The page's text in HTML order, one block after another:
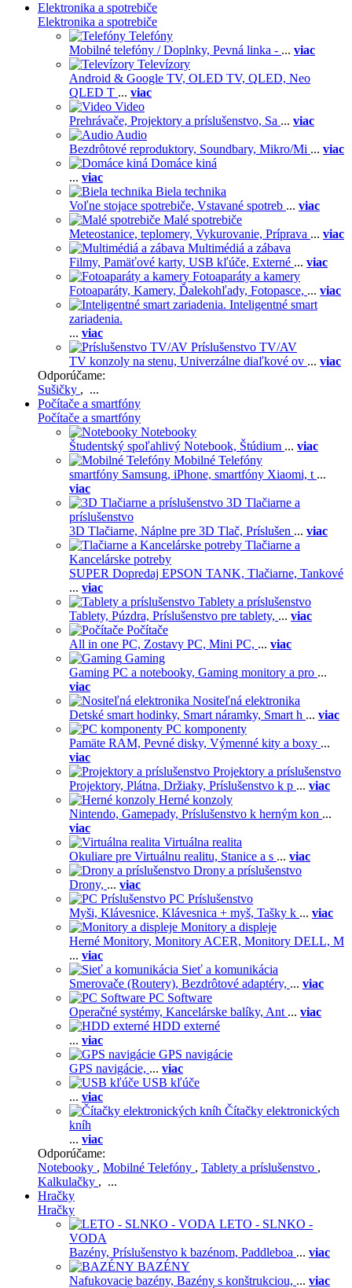
Elektronika a spotrebiče
Elektronika a spotrebiče
Telefóny
Mobilné telefóny / Doplnky, Pevná linka - ... viac
Televízory
Android & Google TV, OLED TV, QLED, Neo
QLED T ... viac
Video
Prehrávače, Projektory a príslušenstvo, Sa ... viac
Audio
Bezdrôtové reproduktory, Soundbary, Mikro/Mi ... viac
Domáce kiná
... viac
Biela technika
Voľne stojace spotrebiče, Vstavané spotreb ... viac
Malé spotrebiče
Meteostanice, teplomery, Vykurovanie, Príprava ... viac
Multimédiá a zábava
Filmy, Pamäťové karty, USB kľúče, Externé ... viac
Fotoaparáty a kamery
Fotoaparáty, Kamery, Ďalekohľady, Fotopasce, ... viac
Inteligentné smart
zariadenia.
... viac
Príslušenstvo TV/AV
TV konzoly na stenu, Univerzálne diaľkové ov ... viac
Odporúčame:
Sušičky , ...
Počítače a smartfóny
Počítače a smartfóny
Notebooky
Študentský spoľahlivý Notebook, Štúdium ... viac
Mobilné Telefóny
smartfóny Samsung, iPhone, smartfóny Xiaomi, t ...
viac
3D Tlačiarne a
príslušenstvo
3D Tlačiarne, Náplne pre 3D Tlač, Príslušen ... viac
Tlačiarne a
Kancelárske potreby
SUPER Dopredaj EPSON TANK, Tlačiarne, Tankové
... viac
Tablety a príslušenstvo
Tablety, Púzdra, Príslušenstvo pre tablety, ... viac
Počítače
All in one PC, Zostavy PC, Mini PC, ... viac
Gaming
Gaming PC a notebooky, Gaming monitory a pro ...
viac
Nositeľná elektronika
Detské smart hodinky, Smart náramky, Smart h ... viac
PC komponenty
Pamäte RAM, Pevné disky, Výmenné kity a boxy ...
viac
Projektory a príslušenstvo
Projektory, Plátna, Držiaky, Príslušenstvo k p ... viac
Herné konzoly
Nintendo, Gamepady, Príslušenstvo k herným kon ...
viac
Virtuálna realita
Okuliare pre Virtuálnu realitu, Stanice a s ... viac
Drony a príslušenstvo
Drony, ... viac
PC Príslušenstvo
Myši, Klávesnice, Klávesnica + myš, Tašky k ... viac
Monitory a displeje
Herné Monitory, Monitory ACER, Monitory DELL, M
... viac
Sieť a komunikácia
Smerovače (Routery), Bezdrôtové adaptéry, ... viac
PC Software
Operačné systémy, Kancelárske balíky, Ant ... viac
HDD externé
... viac
GPS navigácie
GPS navigácie, ... viac
USB kľúče
... viac
Čítačky elektronických
kníh
... viac
Odporúčame:
Notebooky , Mobilné Telefóny , Tablety a príslušenstvo ,
Kalkulačky , ...
Hračky
Hračky
LETO - SLNKO -
VODA
Bazény, Príslušenstvo k bazénom, Paddleboa ... viac
BAZÉNY
Nafukovacie bazény, Bazény s konštrukciou, ... viac